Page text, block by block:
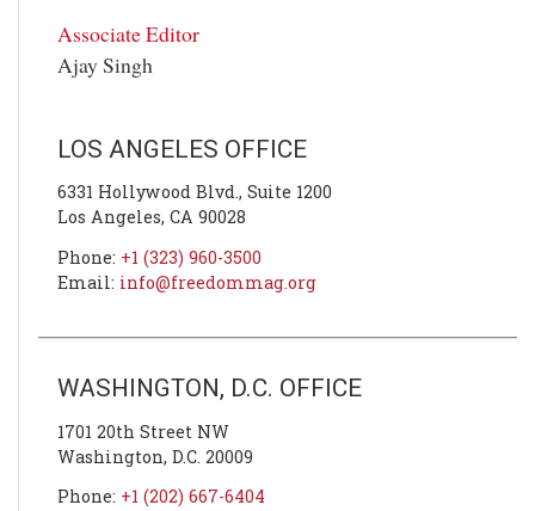
Associate Editor
Ajay Singh
LOS ANGELES OFFICE
6331 Hollywood Blvd., Suite 1200
Los Angeles, CA 90028
Phone: +1 (323) 960-3500
Email: info@freedommag.org
WASHINGTON, D.C. OFFICE
1701 20th Street NW
Washington, D.C. 20009
Phone: +1 (202) 667-6404